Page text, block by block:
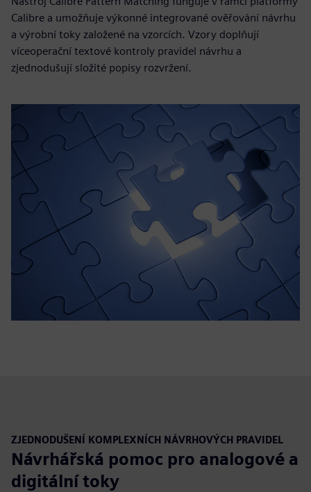
Calibre a umožňuje výkonné integrované ověřování návrhu
a výrobní toky založené na vzorcích. Vzory doplňují
víceoperační textové kontroly pravidel návrhu a
zjednodušují složité popisy rozvržení.
ZJEDNODUŠENÍ KOMPLEXNÍCH NÁVRHOVÝCH PRAVIDEL
Návrhářská pomoc pro analogové a
digitální toky